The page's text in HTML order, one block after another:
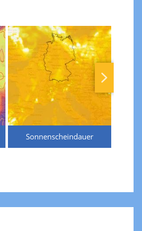
Sonnenscheindauer